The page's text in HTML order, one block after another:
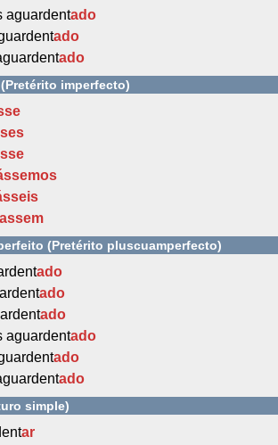
aguardentado
ado
ado
imperfecto)
assem
(Pretérito pluscuamperfecto)
ado
ado
ado
aguardentado
ado
ado
simple)
ar